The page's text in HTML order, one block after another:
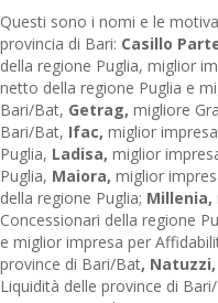
Questi sono i nomi e le
provincia di Bari: Casillo
della regione Puglia, miglior
netto della regione Puglia e
Bari/Bat, Getrag, migliore
Bari/Bat, Ifac, miglior
Puglia, Ladisa, miglior
Puglia, Maiora, miglior
della regione Puglia; Millenia,
Concessionari della regione
e miglior impresa per
province di Bari/Bat, Natuzzi,
Liquidità delle province di